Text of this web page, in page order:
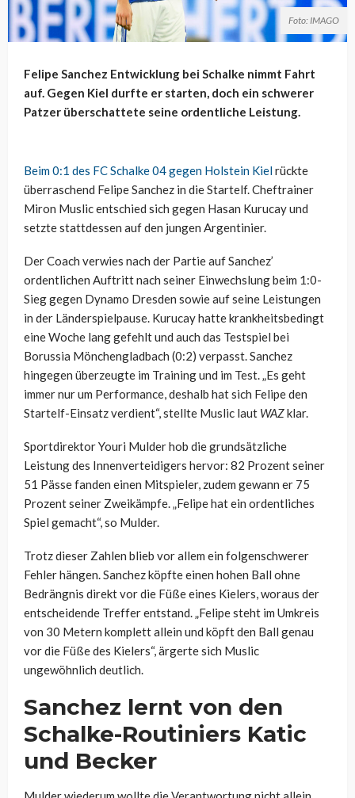
Foto: IMAGO
Felipe Sanchez Entwicklung bei Schalke nimmt Fahrt
auf. Gegen Kiel durfte er starten, doch ein schwerer
Patzer überschattete seine ordentliche Leistung.
Beim 0:1 des FC Schalke 04 gegen Holstein Kielrückte
überraschend Felipe Sanchez in die Startelf. Cheftrainer
Miron Muslic entschied sich gegen Hasan Kurucay und
setzte stattdessen auf den jungen Argentinier.
Der Coach verwies nach der Partie auf Sanchez’
ordentlichen Auftritt nach seiner Einwechslung beim 1:0-
Sieg gegen Dynamo Dresden sowie auf seine Leistungen
in der Länderspielpause. Kurucay hatte krankheitsbedingt
eine Woche lang gefehlt und auch das Testspiel bei
Borussia Mönchengladbach (0:2) verpasst. Sanchez
hingegen überzeugte im Training und im Test. „Es geht
immer nur um Performance, deshalb hat sich Felipe den
Startelf-Einsatz verdient“, stellte Muslic laut WAZklar.
Sportdirektor Youri Mulder hob die grundsätzliche
Leistung des Innenverteidigers hervor: 82 Prozent seiner
51 Pässe fanden einen Mitspieler, zudem gewann er 75
Prozent seiner Zweikämpfe. „Felipe hat ein ordentliches
Spiel gemacht“, so Mulder.
Trotz dieser Zahlen blieb vor allem ein folgenschwerer
Fehler hängen. Sanchez köpfte einen hohen Ball ohne
Bedrängnis direkt vor die Füße eines Kielers, woraus der
entscheidende Treffer entstand. „Felipe steht im Umkreis
von 30 Metern komplett allein und köpft den Ball genau
vor die Füße des Kielers“, ärgerte sich Muslic
ungewöhnlich deutlich.
Sanchez lernt von den
Schalke-Routiniers Katic
und Becker